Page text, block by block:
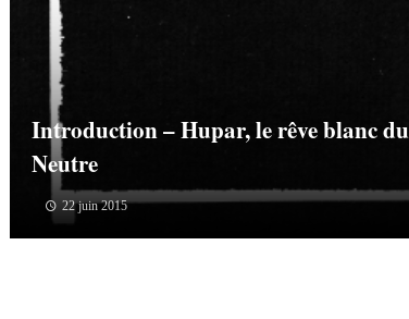
Introduction – Hupar, le rêve blanc du
Neutre
22 juin 2015